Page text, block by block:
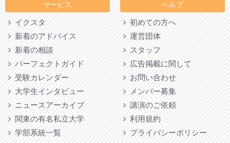
サービス
イクスタ
新着のアドバイス
新着の相談
パーフェクトガイド
受験カレンダー
大学生インタビュー
ニュースアーカイブ
関東の有名私立大学
学部系統一覧
ヘルプ
初めての方へ
運営団体
スタッフ
広告掲載に関して
お問い合わせ
メンバー募集
講演のご依頼
利用規約
プライバシーポリシー